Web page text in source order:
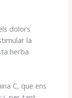
dolors
la
herba
C, que ens